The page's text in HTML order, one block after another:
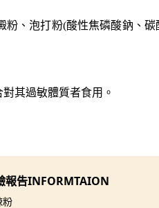
粉、泡打粉(酸性焦磷酸鈉、
其過敏體質者食用。
報告INFORMTAION
粉